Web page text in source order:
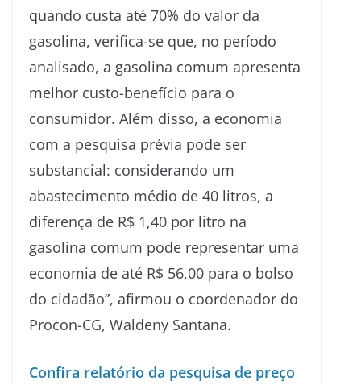
quando custa até 70% do valor da
gasolina, verifica-se que, no período
analisado, a gasolina comum apresenta
melhor custo-benefício para o
consumidor. Além disso, a economia
com a pesquisa prévia pode ser
substancial: considerando um
abastecimento médio de 40 litros, a
diferença de R$ 1,40 por litro na
gasolina comum pode representar uma
economia de até R$ 56,00 para o bolso
do cidadão”, afirmou o coordenador do
Procon-CG, Waldeny Santana.
Confira relatório da pesquisa de preço